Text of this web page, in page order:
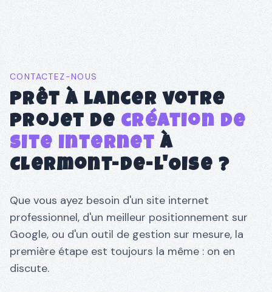
CONTACTEZ-NOUS
Prêt à lancer votre
projet de création de
site internet à
Clermont-de-l'Oise ?
Que vous ayez besoin d'un site internet
professionnel, d'un meilleur positionnement sur
Google, ou d'un outil de gestion sur mesure, la
première étape est toujours la même : on en
discute.